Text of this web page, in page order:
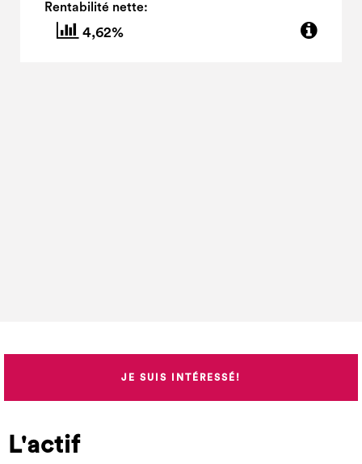
Rentabilité nette:
4,62%
JE SUIS INTÉRESSÉ!
L'actif